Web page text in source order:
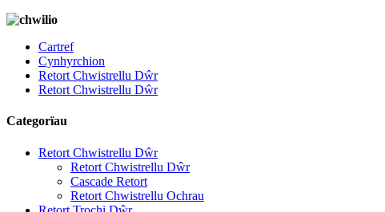
Cartref
Cynhyrchion
Retort Chwistrellu Dŵr
Retort Chwistrellu Dŵr
Categorïau
Retort Chwistrellu Dŵr
Retort Chwistrellu Dŵr
Cascade Retort
Retort Chwistrellu Ochrau